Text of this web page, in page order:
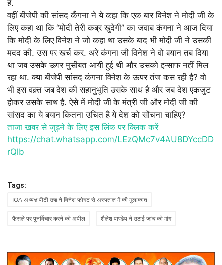
है.
वहीं बीजेपी की सांसद कँगना ने ये कहा कि एक बार विनेश ने मोदी जी के
लिए कहा था कि “मोदी तेरी कब्र खुदेगी” का जवाब कंगना ने आज दिया
कि मोदी के लिए विनेश ने जो कहा था उसके बाद भी मोदी जी ने उसकी
मदद की. उस पर खर्च कर. अरे कंगना जी विनेश ने वो बयान तब दिया
था जब उसके ऊपर मुसीबत आयी हुई थी और उसको इन्साफ नहीं मिल
रहा था. क्या बीजेपी सांसद कंगना विनेश के ऊपर तंज कस रही है? वो
भी इस वक़्त जब देश की सहानुभूति उसके साथ है और जब देश एकजुट
होकर उसके साथ है. ऐसे में मोदी जी के मंत्री जी और मोदी जी की
सांसद का ये बयान कितना उचित है ये देश को सोंचना चाहिए?
ताजा खबर से जुड़ने के लिए इस लिंक पर क्लिक करें
https://chat.whatsapp.com/LEzQMc7v4AU8DYccDD
rQlb
Tags:
IOA अध्यक्ष पीटी उषा ने विनेश फोगट से अस्पताल में की मुलाकात
फैसले पर पुनर्विचार करने की अपील शैलेश पाण्डेय ने उठाई जांच की मांग